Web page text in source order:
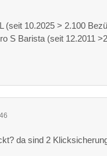
(seit 10.2025 > 2.100
S Barista (seit 12.2011
da sind 2